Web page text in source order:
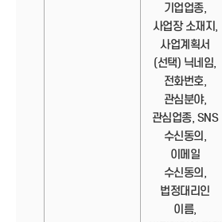
기업업종,
사업장 소재지,
사업계획서
(선택) 닉네임,
전화번호,
관심분야,
관심업종, SNS
수신동의,
이메일
수신동의,
법정대리인
이름,